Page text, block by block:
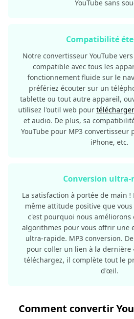
YouTube sans
Compatibilité
Notre convertisseur YouTube
compatible avec tous les
fonctionnement fluide sur le
préfériez écouter sur un
tablette ou tout autre appareil,
utilisez l'outil web pour
et audio. De plus, sa
YouTube pour MP3 convertisseur
iPhone, etc.
Conversion ultra-
La satisfaction à portée de main
même attitude positive que
c'est pourquoi nous améliorons
algorithmes pour vous offrir une
ultra-rapide. MP3 conversion.
pour coller un lien à la dernière
téléchargez, il complète tout le
d'œil.
Comment convertir